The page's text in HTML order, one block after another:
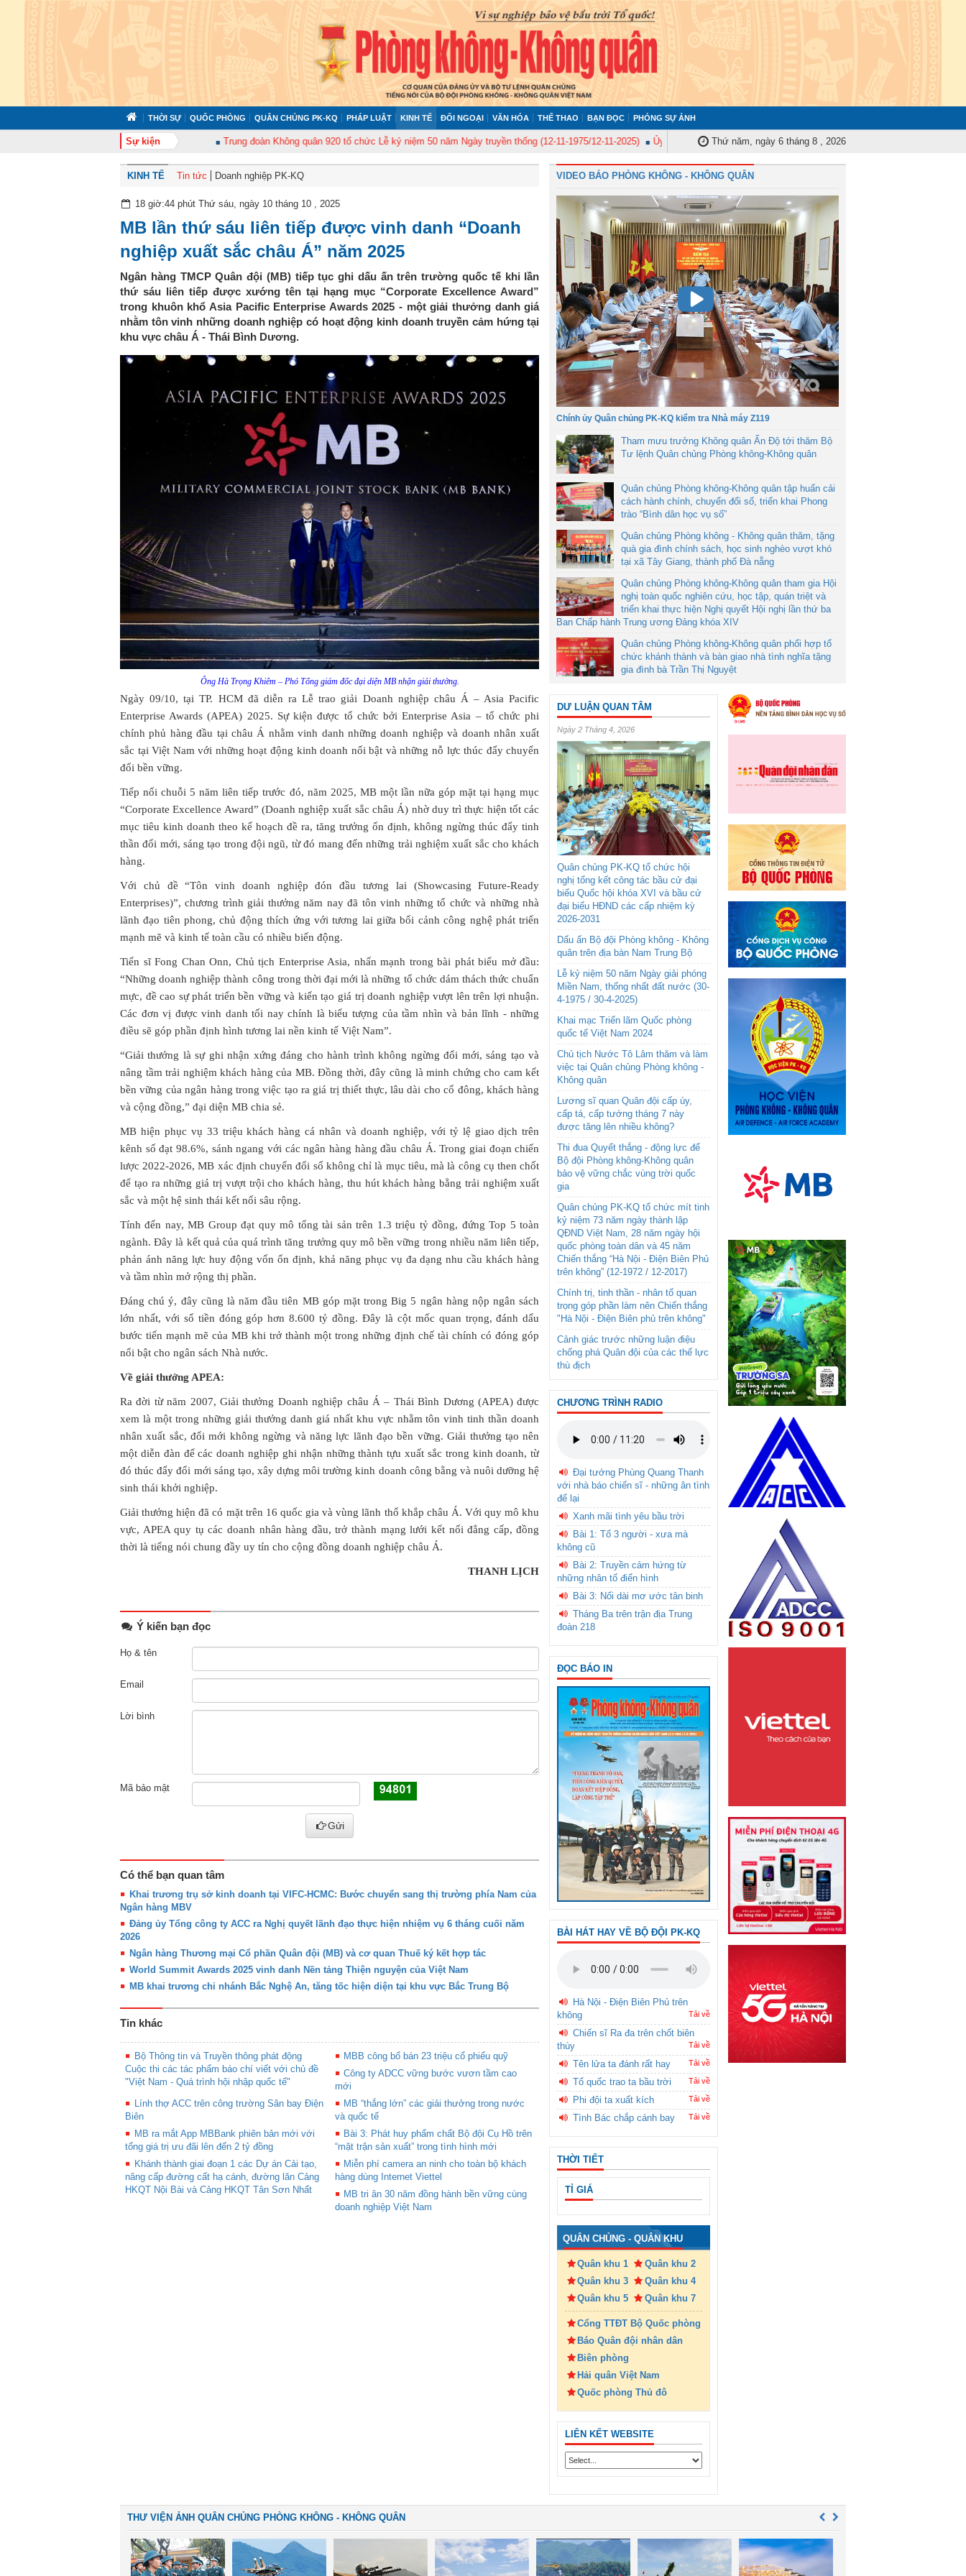
THỜI SỰ QUỐC PHÒNG QUÂN CHỦNG PK-KQ PHÁP LUẬT KINH TẾ ĐỐI NGOẠI VĂN HÓA THỂ THAO BẠN ĐỌC PHÓNG SỰ ẢNH
Sự kiện
372 tổ chức tập huấn cán bộ năm 2026 Trung đoàn Không quân 920 tổ chức Lễ kỷ niệm 50 năm Ngày truyền thống (12-11-1975/12-11-2025) Ủy ban Kiểm tra Quân ủy Trung ương tập huấn nghiệp vụ công tác kiểm tra,
Thứ năm, ngày 6 tháng 8 , 2026
KINH TẾ Tin tức Doanh nghiệp PK-KQ
18 giờ:44 phút Thứ sáu, ngày 10 tháng 10 , 2025
MB lần thứ sáu liên tiếp được vinh danh “Doanh
nghiệp xuất sắc châu Á” năm 2025
Ngân hàng TMCP Quân đội (MB) tiếp tục ghi dấu ấn trên trường quốc tế khi lần
thứ sáu liên tiếp được xướng tên tại hạng mục “Corporate Excellence Award”
trong khuôn khổ Asia Pacific Enterprise Awards 2025 - một giải thưởng danh giá
nhằm tôn vinh những doanh nghiệp có hoạt động kinh doanh truyền cảm hứng tại
khu vực châu Á - Thái Bình Dương.
Ông Hà Trọng Khiêm – Phó Tổng giám đốc đại diện MB nhận giải thưởng.
Ngày 09/10, tại TP. HCM đã diễn ra Lễ trao giải Doanh nghiệp châu Á – Asia Pacific
Enterprise Awards (APEA) 2025. Sự kiện được tổ chức bởi Enterprise Asia – tổ chức phi
chính phủ hàng đầu tại châu Á nhằm vinh danh những doanh nghiệp và doanh nhân xuất
sắc tại Việt Nam với những hoạt động kinh doanh nổi bật và những nỗ lực thúc đẩy chuyển
đổi bền vững.
Tiếp nối chuỗi 5 năm liên tiếp trước đó, năm 2025, MB một lần nữa góp mặt tại hạng mục
“Corporate Excellence Award” (Doanh nghiệp xuất sắc châu Á) nhờ duy trì thực hiện tốt các
mục tiêu kinh doanh theo kế hoạch đề ra, tăng trưởng ổn định, không ngừng thúc đẩy tinh
thần đổi mới, sáng tạo trong đội ngũ, từ đó mang đến những trải nghiệm xuất sắc cho khách
hàng.
Với chủ đề “Tôn vinh doanh nghiệp đón đầu tương lai (Showcasing Future-Ready
Enterprises)”, chương trình giải thưởng năm nay đã tôn vinh những tổ chức và những nhà
lãnh đạo tiên phong, chủ động thích ứng với tương lai giữa bối cảnh công nghệ phát triển
mạnh mẽ và kinh tế toàn cầu có nhiều biến động.
Tiến sĩ Fong Chan Onn, Chủ tịch Enterprise Asia, nhấn mạnh trong bài phát biểu mở đầu:
“Những doanh nghiệp thành công trong thời đại mới là những tổ chức dám thách thức chuẩn
mực, đề cao sự phát triển bền vững và kiến tạo giá trị doanh nghiệp vượt lên trên lợi nhuận.
Các đơn vị được vinh danh tối nay chính là biểu tượng của tầm nhìn và bản lĩnh - những
điều sẽ góp phần định hình tương lai nền kinh tế Việt Nam”.
“Giải thưởng là sự ghi nhận xứng đáng cho hành trình không ngừng đổi mới, sáng tạo và
nâng tầm trải nghiệm khách hàng của MB. Đồng thời, đây cũng là minh chứng cho cam kết
bền vững của ngân hàng trong việc tạo ra giá trị thiết thực, lâu dài cho cổ đông, khách hàng
và cộng đồng,” đại diện MB chia sẻ.
MB hiện phục vụ 33 triệu khách hàng cá nhân và doanh nghiệp, với tỷ lệ giao dịch trên
kênh số đạt 98.6%, sánh ngang với các ngân hàng hàng đầu châu Á. Trong giai đoạn chiến
lược 2022-2026, MB xác định chuyển đổi số không chỉ là mục tiêu, mà là công cụ then chốt
để tạo ra những giá trị vượt trội cho khách hàng, thu hút khách hàng bằng trải nghiệm xuất
sắc và một hệ sinh thái kết nối sâu rộng.
Tính đến nay, MB Group đạt quy mô tổng tài sản trên 1.3 triệu tỷ đồng, đứng Top 5 toàn
ngành. Đây là kết quả của quá trình tăng trưởng quy mô bền vững trong nhiều năm liên tiếp,
phản ánh năng lực huy động vốn ổn định, khả năng phục vụ đa dạng nhu cầu khách hàng
và tầm nhìn mở rộng thị phần.
Đáng chú ý, đây cũng là năm đầu tiên MB góp mặt trong Big 5 ngân hàng nộp ngân sách
lớn nhất, với số tiền đóng góp hơn 8.600 tỷ đồng. Đây là cột mốc quan trọng, đánh dấu
bước tiến mạnh mẽ của MB khi trở thành một trong những định chế tài chính có đóng góp
nổi bật cho ngân sách Nhà nước.
Về giải thưởng APEA:
Ra đời từ năm 2007, Giải thưởng Doanh nghiệp châu Á – Thái Bình Dương (APEA) được
xem là một trong những giải thưởng danh giá nhất khu vực nhằm tôn vinh tinh thần doanh
nhân xuất sắc, đổi mới không ngừng và năng lực lãnh đạo bền vững. Giải thưởng tạo nên
một diễn đàn để các doanh nghiệp ghi nhận những thành tựu xuất sắc trong kinh doanh, từ
đó thúc đẩy đổi mới sáng tạo, xây dựng môi trường kinh doanh công bằng và nuôi dưỡng hệ
sinh thái khởi nghiệp.
Giải thưởng hiện đã có mặt trên 16 quốc gia và vùng lãnh thổ khắp châu Á. Với quy mô khu
vực, APEA quy tụ các doanh nhân hàng đầu, trở thành mạng lưới kết nối đẳng cấp, đồng
thời là tiếng nói chung đầy uy tín cho cộng đồng doanh nghiệp châu Á.
THANH LỊCH
Ý kiến bạn đọc
Họ & tên
Email
Lời bình
Mã bảo mật
Gửi
Có thể bạn quan tâm
Khai trương trụ sở kinh doanh tại VIFC-HCMC: Bước chuyển sang thị trường phía Nam của
Ngân hàng MBV
Đảng ủy Tổng công ty ACC ra Nghị quyết lãnh đạo thực hiện nhiệm vụ 6 tháng cuối năm
2026
Ngân hàng Thương mại Cổ phần Quân đội (MB) và cơ quan Thuế ký kết hợp tác
World Summit Awards 2025 vinh danh Nền tảng Thiện nguyện của Việt Nam
MB khai trương chi nhánh Bắc Nghệ An, tăng tốc hiện diện tại khu vực Bắc Trung Bộ
Tin khác
Bộ Thông tin và Truyền thông phát động
Cuộc thi các tác phẩm báo chí viết với chủ đề
"Việt Nam - Quá trình hội nhập quốc tế"
MBB công bố bán 23 triệu cổ phiếu quỹ
Công ty ADCC vững bước vươn tầm cao
mới
Lính thợ ACC trên công trường Sân bay Điện
Biên
MB “thắng lớn” các giải thưởng trong nước
và quốc tế
MB ra mắt App MBBank phiên bản mới với
tổng giá trị ưu đãi lên đến 2 tỷ đồng
Bài 3: Phát huy phẩm chất Bộ đội Cụ Hồ trên
“mặt trận sản xuất” trong tình hình mới
Khánh thành giai đoạn 1 các Dự án Cải tạo,
nâng cấp đường cất hạ cánh, đường lăn Cảng
HKQT Nội Bài và Cảng HKQT Tân Sơn Nhất
Miễn phí camera an ninh cho toàn bộ khách
hàng dùng Internet Viettel
MB tri ân 30 năm đồng hành bền vững cùng
doanh nghiệp Việt Nam
VIDEO BÁO PHÒNG KHÔNG - KHÔNG QUÂN
Chính ủy Quân chủng PK-KQ kiểm tra Nhà máy Z119
Tham mưu trưởng Không quân Ấn Độ tới thăm Bộ
Tư lệnh Quân chủng Phòng không-Không quân
Quân chủng Phòng không-Không quân tập huấn cải
cách hành chính, chuyển đổi số, triển khai Phong
trào “Bình dân học vụ số”
Quân chủng Phòng không - Không quân thăm, tặng
quà gia đình chính sách, học sinh nghèo vượt khó
tại xã Tây Giang, thành phố Đà nẵng
Quân chủng Phòng không-Không quân tham gia Hội
nghị toàn quốc nghiên cứu, học tập, quán triệt và
triển khai thực hiện Nghị quyết Hội nghị lần thứ ba
Ban Chấp hành Trung ương Đảng khóa XIV
Quân chủng Phòng không-Không quân phối hợp tổ
chức khánh thành và bàn giao nhà tình nghĩa tặng
gia đình bà Trần Thị Nguyệt
DƯ LUẬN QUAN TÂM
Ngày 2 Tháng 4, 2026
Quân chủng PK-KQ tổ chức hội
nghị tổng kết công tác bầu cử đại
biểu Quốc hội khóa XVI và bầu cử
đại biểu HĐND các cấp nhiệm kỳ
2026-2031
Dấu ấn Bộ đội Phòng không - Không
quân trên địa bàn Nam Trung Bộ
Lễ kỷ niệm 50 năm Ngày giải phóng
Miền Nam, thống nhất đất nước (30-
4-1975 / 30-4-2025)
Khai mạc Triển lãm Quốc phòng
quốc tế Việt Nam 2024
Chủ tịch Nước Tô Lâm thăm và làm
việc tại Quân chủng Phòng không -
Không quân
Lương sĩ quan Quân đội cấp úy,
cấp tá, cấp tướng tháng 7 này
được tăng lên nhiều không?
Thi đua Quyết thắng - động lực để
Bộ đội Phòng không-Không quân
bảo vệ vững chắc vùng trời quốc
gia
Quân chủng PK-KQ tổ chức mít tinh
kỷ niệm 73 năm ngày thành lập
QĐND Việt Nam, 28 năm ngày hội
quốc phòng toàn dân và 45 năm
Chiến thắng “Hà Nội - Điện Biên Phủ
trên không” (12-1972 / 12-2017)
Chính trị, tinh thần - nhân tố quan
trọng góp phần làm nên Chiến thắng
"Hà Nội - Điện Biên phủ trên không"
Cảnh giác trước những luận điệu
chống phá Quân đội của các thế lực
thù địch
CHƯƠNG TRÌNH RADIO
Đại tướng Phùng Quang Thanh
với nhà báo chiến sĩ - những ân tình
để lại
Xanh mãi tình yêu bầu trời
Bài 1: Tổ 3 người - xưa mà
không cũ
Bài 2: Truyền cảm hứng từ
những nhân tố điển hình
Bài 3: Nối dài mơ ước tân binh
Tháng Ba trên trận địa Trung
đoàn 218
ĐỌC BÁO IN
BÀI HÁT HAY VỀ BỘ ĐỘI PK-KQ
Hà Nội - Điện Biên Phủ trên
không
Tải về
Chiến sĩ Ra đa trên chốt biên
thùy
Tải về
Tên lửa ta đánh rất hay Tải về
Tổ quốc trao ta bầu trời Tải về
Phi đội ta xuất kích Tải về
Tình Bác chắp cánh bay Tải về
THỜI TIẾT
TỈ GIÁ
QUÂN CHỦNG - QUÂN KHU
Quân khu 1
Quân khu 2
Quân khu 3
Quân khu 4
Quân khu 5
Quân khu 7
Cổng TTĐT Bộ Quốc phòng
Báo Quân đội nhân dân
Biên phòng
Hải quân Việt Nam
Quốc phòng Thủ đô
LIÊN KẾT WEBSITE
THƯ VIỆN ẢNH QUÂN CHỦNG PHÒNG KHÔNG - KHÔNG QUÂN